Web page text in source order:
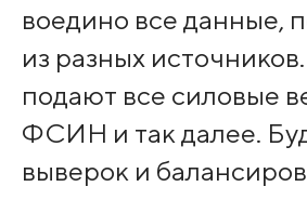
воедино все данные,
из разных
подают все силовые
ФСИН и так далее.
выверок и